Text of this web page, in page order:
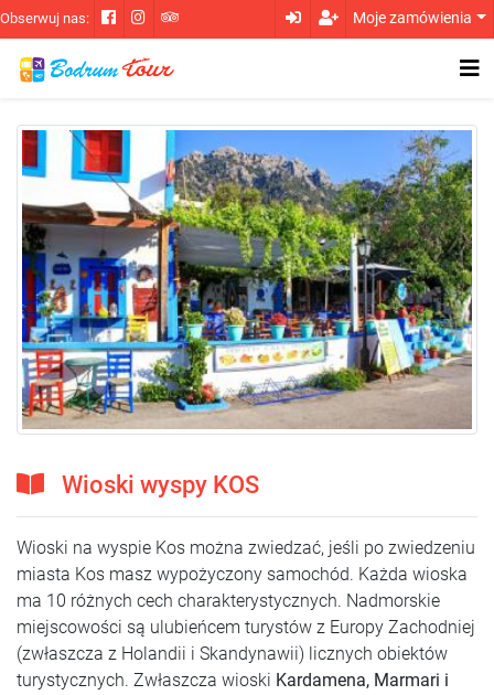
Obserwuj nas: Moje zamówienia
Wioski wyspy KOS
Wioski na wyspie Kos można zwiedzać, jeśli po zwiedzeniu
miasta Kos masz wypożyczony samochód. Każda wioska
ma 10 różnych cech charakterystycznych. Nadmorskie
miejscowości są ulubieńcem turystów z Europy Zachodniej
(zwłaszcza z Holandii i Skandynawii) licznych obiektów
turystycznych. Zwłaszcza wioski Kardamena, Marmari i